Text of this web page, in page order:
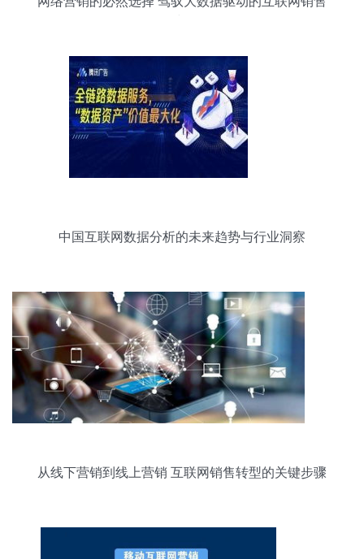
中国互联网数据分析的未来趋势与行业洞察
从线下营销到线上营销 互联网销售转型的关键步骤